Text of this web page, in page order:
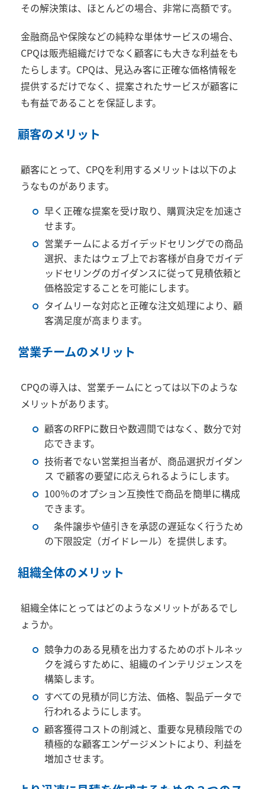
その解決策は、ほとんどの場合、非常に高額です。
金融商品や保険などの純粋な単体サービスの場合、
CPQは販売組織だけでなく顧客にも大きな利益をも
たらします。 CPQは、見込み客に正確な価格情報を
提供するだけでなく、提案されたサービスが顧客に
も有益であることを保証します。
顧客のメリット
顧客にとって、 CPQを利用するメリットは以下のよ
うなものがあります。
早く正確な提案を受け取り、購買決定を加速さ
せます。
営業チームによるガイデッドセリングでの商品
選択、またはウェブ上でお客様が自身でガイデ
ッドセリングのガイダンスに従って見積依頼と
価格設定することを可能にします。
タイムリーな対応と正確な注文処理により、顧
客満足度が高まります。
営業チームのメリット
CPQの導入は、営業チームにとっては以下のような
メリットがあります。
顧客のRFPに数日や数週間ではなく、数分で対
応できます。
技術者でない営業担当者が、商品選択ガイダン
ス で顧客の要望に応えられるようにします。
100％のオプション互換性で商品を簡単に構成
できます。
条件譲歩や値引きを承認の遅延なく行うため
の下限設定（ガイドレール）を提供します。
組織全体のメリット
組織全体にとってはどのようなメリットがあるでし
ょうか。
競争力のある見積を出力するためのボトルネッ
クを減らすために、組織のインテリジェンスを
構築します。
すべての見積が同じ方法、価格、製品データで
行われるようにします。
顧客獲得コストの削減と、重要な見積段階での
積極的な顧客エンゲージメントにより、利益を
増加させます。